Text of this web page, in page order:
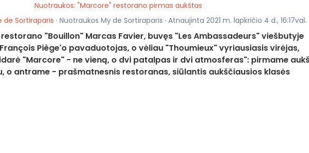
Nuotraukos: "Marcore" restorano pirmas aukštas
de Sortiraparis · Nuotraukos My de Sortiraparis · Atnaujinta 2021 m. lapkričio 4 d., 16:17val.
"Bouillon" Marcas Favier, buvęs "Les Ambassadeurs" viešbutyje
Piège'o pavaduotojas, o vėliau "Thoumieux" vyriausiasis virėjas,
"Marcore" - ne vieną, o dvi patalpas ir dvi atmosferas": pirmame
o antrame - prašmatnesnis restoranas, siūlantis aukščiausios klasės